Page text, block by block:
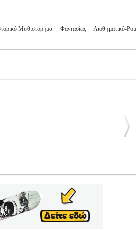
Μυθιστόρημα Φαντασίας
Αισθηματικό-
FEENEY ALICE Εκδοτικός
Απρίλιος 2023 Τα πράγματα
στη Σκωτία, μοιάζει με μια
πάσχει όλη του τη ζωή από
ίδιας της γυναίκας του. Σε κάθε τους